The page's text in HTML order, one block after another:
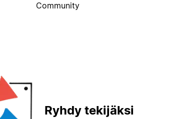
Community
Ryhdy tekijäksi